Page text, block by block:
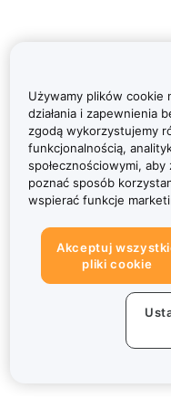
Używamy plików cookie
działania i zapewnienia
zgodą wykorzystujemy
funkcjonalnością,
społecznościowymi,
poznać sposób
wspierać funkcje
Akceptuj
pliki cookie